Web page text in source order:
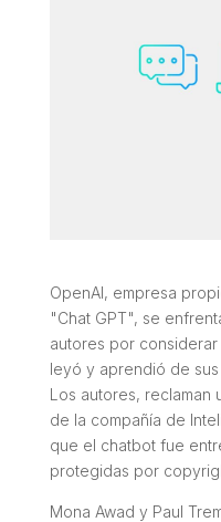
OpenAI, empresa
"Chat GPT", se
autores por
leyó y aprendió de
Los autores, reclaman
de la compañía de
que el chatbot fue
protegidas por
Mona Awad y Paul